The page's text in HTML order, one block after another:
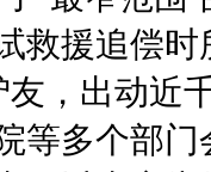
救援追偿
，出动近
等多个部